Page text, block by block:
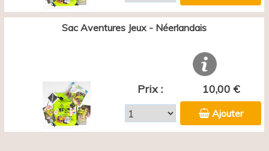
Sac Aventures Jeux - Néerlandais
Prix : 10,00 €
Ajouter